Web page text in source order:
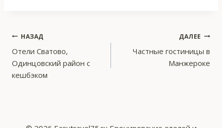
Навигация
по
записям
НАЗАД
Отели Сватово,
Одинцовский район с
кешбэком
ДАЛЕЕ
Частные гостиницы в
Манжероке